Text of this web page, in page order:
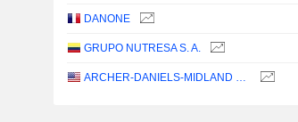
DANONE
GRUPO NUTRESA S. A.
ARCHER-DANIELS-MIDLAND COMPANY